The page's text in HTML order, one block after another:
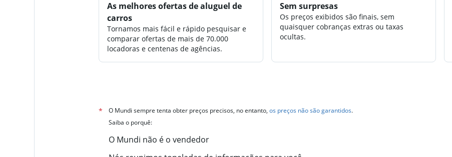
As melhores ofertas de aluguel de
carros
Tornamos mais fácil e rápido pesquisar e
comparar ofertas de mais de 70.000
locadoras e centenas de agências.
Sem surpresas
Os preços exibidos são finais, sem
quaisquer cobranças extras ou taxas
ocultas.
* O Mundi sempre tenta obter preços precisos, no entanto, os preços não são garantidos.
Saiba o porquê:
O Mundi não é o vendedor